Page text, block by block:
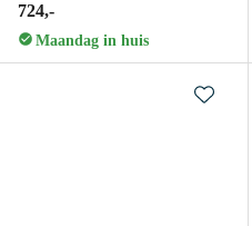
724,-
Maandag in huis